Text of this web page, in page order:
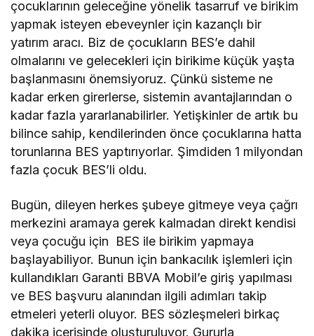
çocuklarının geleceğine yönelik tasarruf ve birikim
yapmak isteyen ebeveynler için kazançlı bir
yatırım aracı. Biz de çocukların BES’e dahil
olmalarını ve gelecekleri için birikime küçük yaşta
başlanmasını önemsiyoruz. Çünkü sisteme ne
kadar erken girerlerse, sistemin avantajlarından o
kadar fazla yararlanabilirler. Yetişkinler de artık bu
bilince sahip, kendilerinden önce çocuklarına hatta
torunlarına BES yaptırıyorlar. Şimdiden 1 milyondan
fazla çocuk BES’li oldu.
Bugün, dileyen herkes şubeye gitmeye veya çağrı
merkezini aramaya gerek kalmadan direkt kendisi
veya çocuğu için BES ile birikim yapmaya
başlayabiliyor. Bunun için bankacılık işlemleri için
kullandıkları Garanti BBVA Mobil’e giriş yapılması
ve BES başvuru alanından ilgili adımları takip
etmeleri yeterli oluyor. BES sözleşmeleri birkaç
dakika içerisinde oluşturuluyor. Gururla